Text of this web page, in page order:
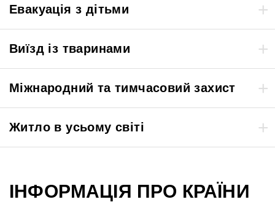
Евакуація з дітьми
Виїзд із тваринами
Міжнародний та тимчасовий захист
Житло в усьому світі
ІНФОРМАЦІЯ ПРО КРАЇНИ